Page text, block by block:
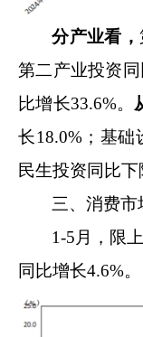
分产业看，
第二产业投资
比增长33.6%。
长18.0%； 基础
民生投资同比下
三、消费市
1-5 月，限
同比增长4.6%。